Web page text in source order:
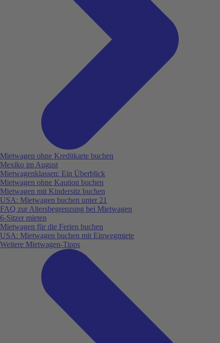
Mietwagen ohne Kreditkarte buchen
Mexiko im August
Mietwagenklassen: Ein Überblick
Mietwagen ohne Kaution buchen
Mietwagen mit Kindersitz buchen
USA: Mietwagen buchen unter 21
FAQ zur Altersbegrenzung bei Mietwagen
6-Sitzer mieten
Mietwagen für die Ferien buchen
USA: Mietwagen buchen mit Einwegmiete
Weitere Mietwagen-Tipps